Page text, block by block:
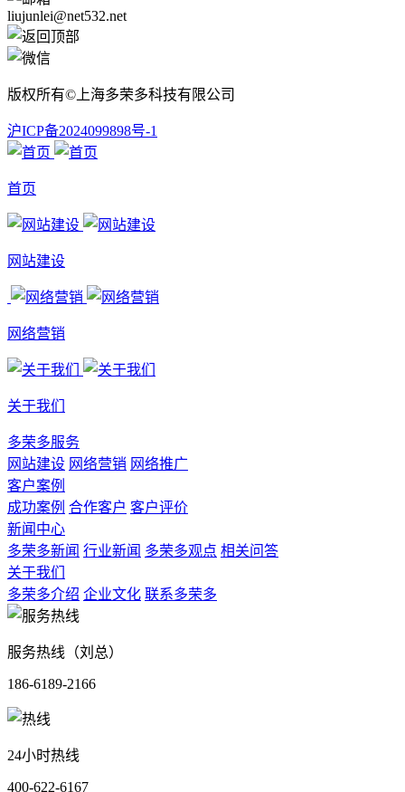
liujunlei@net532.net
版权所有©上海多荣多科技有限公司
沪ICP备2024099898号-1
首页
网站建设
网络营销
关于我们
多荣多服务
网站建设 网络营销 网络推广
客户案例
成功案例 合作客户 客户评价
新闻中心
多荣多新闻 行业新闻 多荣多观点 相关问答
关于我们
多荣多介绍 企业文化 联系多荣多
服务热线（刘总）
186-6189-2166
24小时热线
400-622-6167